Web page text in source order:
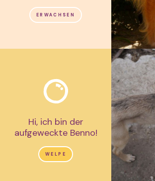
ERWACHSEN
Hi, ich bin der
aufgeweckte Benno!
WELPE